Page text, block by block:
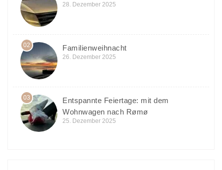
28. Dezember 2025
02 Familienweihnacht
26. Dezember 2025
03
Entspannte Feiertage: mit dem
Wohnwagen nach Rømø
25. Dezember 2025